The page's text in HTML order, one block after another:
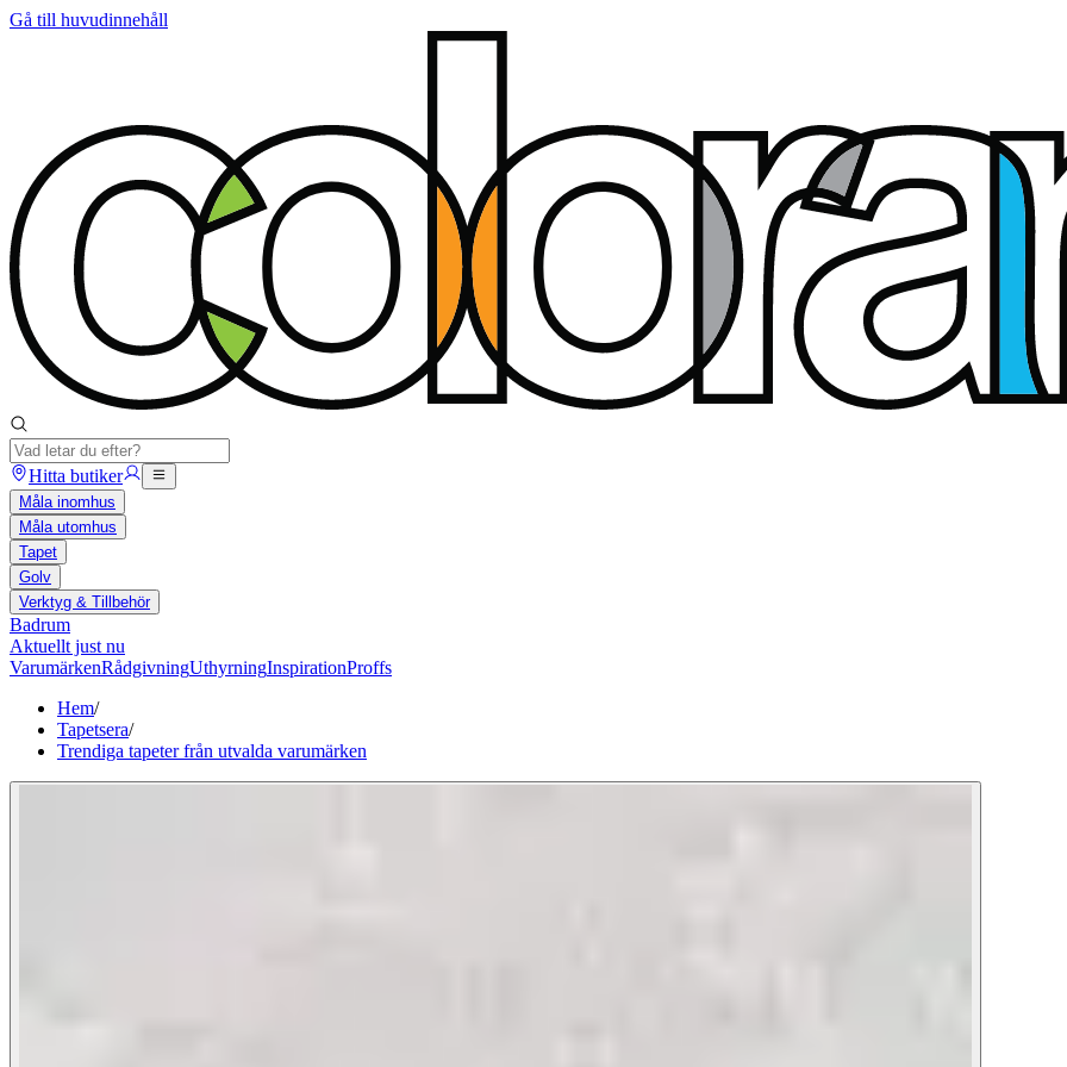
Gå till huvudinnehåll
Hitta butiker
Måla inomhus
Måla utomhus
Tapet
Golv
Verktyg & Tillbehör
Badrum
Aktuellt just nu
VarumärkenRådgivningUthyrningInspirationProffs
Hem/
Tapetsera/
Trendiga tapeter från utvalda varumärken